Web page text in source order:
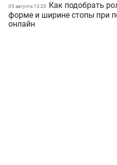
16:14 Расход топлива до 5
«сотню»: 10 экономных
05 августа 13:20
Как подобрать
форме и ширине стопы при
онлайн